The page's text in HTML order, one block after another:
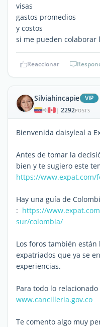
visas
gastos promedios
y costos
si me pueden colaborar
Reaccionar
Silviahincapie ViP
| 2292POSTS
Bienvenida daisyleal a
Antes de tomar la
bien y te sugiero este
https://www.expat.com/
Hay una guía de
: https://
sur/colombia/
Los foros también
expatriados que ya se
experiencias.
Para todo lo relacionado
www.cancilleria.gov.co
Te comento algo muy